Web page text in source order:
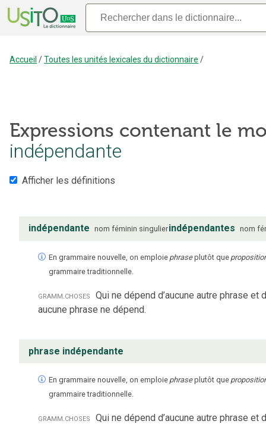
Accueil /Toutes les unités lexicales du dictionnaire /
Expressions contenant le
indépendante
Afficher les définitions
indépendante nom féminin singulierindépendantes nom
En grammaire nouvelle, on emploie phraseplutôt que
grammaire traditionnelle.
gramm.choses Qui ne dépend d’aucune autre phrase et
aucune phrase ne dépend.
phrase indépendante
En grammaire nouvelle, on emploie phraseplutôt que
grammaire traditionnelle.
gramm.choses Qui ne dépend d’aucune autre phrase et